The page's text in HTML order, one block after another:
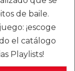
de baile.
¡escoge
el catálogo
Playlists!